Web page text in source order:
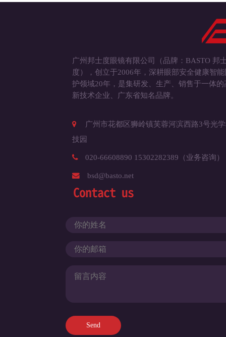
广州邦士度眼镜有限公司（品牌：BASTO 邦
度），创立于2006年，深耕眼部安全健康智能
护领域20年，是集研发、生产、销售于一体的
新技术企业、广东省知名品牌。
广州市花都区狮岭镇芙蓉河滨西路3号光
技园
020-66608890 15302282389（业务咨询）
bsd@basto.net
Contact us